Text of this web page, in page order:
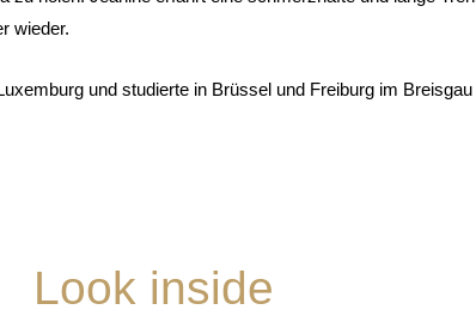
wieder.
und studierte in Brüssel und Freiburg im
Look inside